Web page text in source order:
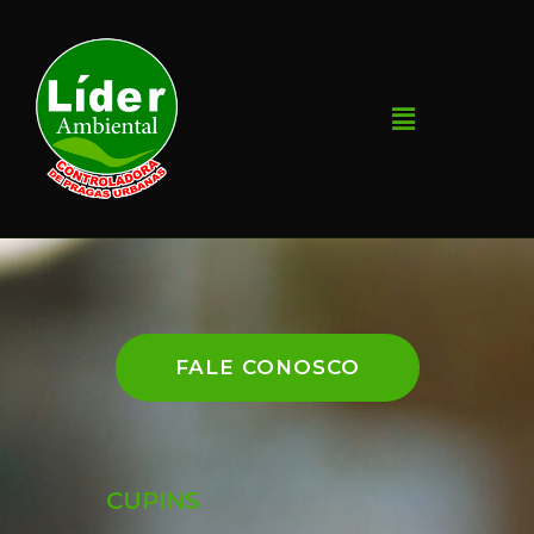
FALE CONOSCO
CUPINS